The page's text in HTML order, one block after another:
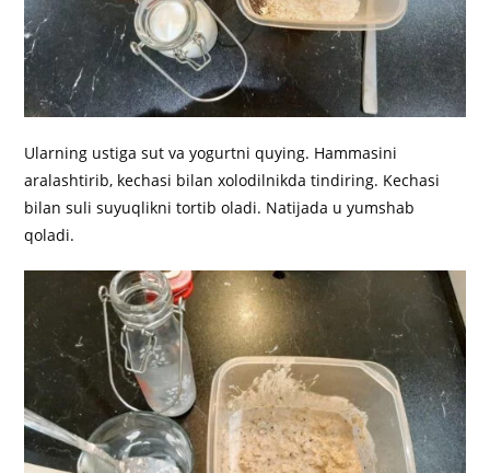
Ularning ustiga sut va yogurtni quying. Hammasini
aralashtirib, kechasi bilan xolodilnikda tindiring. Kechasi
bilan suli suyuqlikni tortib oladi. Natijada u yumshab
qoladi.